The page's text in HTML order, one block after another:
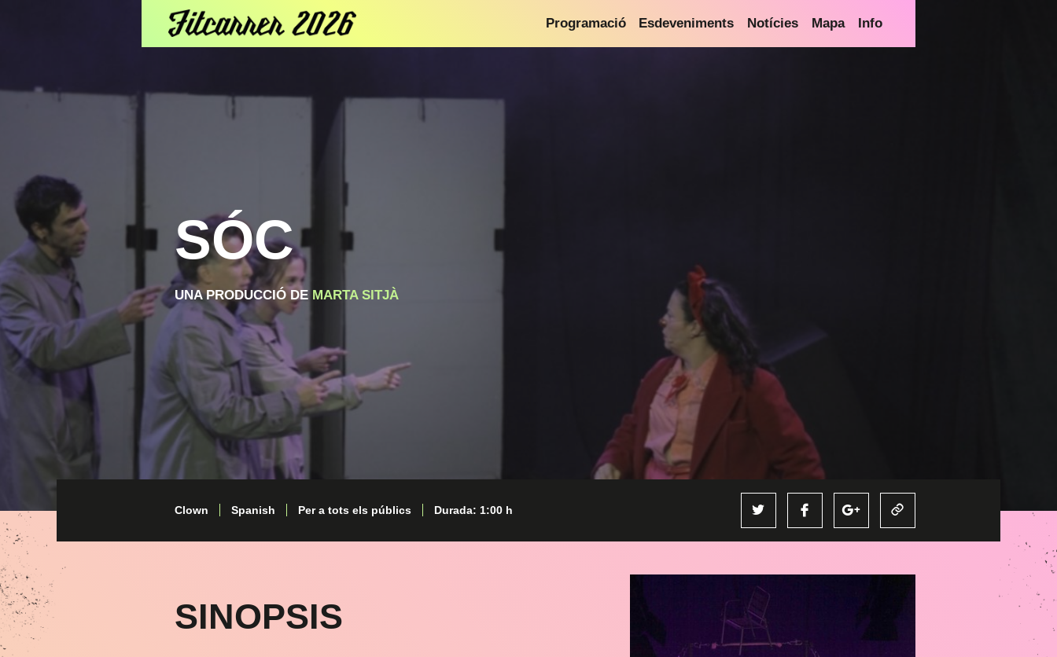
Programació Esdeveniments Notícies Mapa Info
SÓC
UNA PRODUCCIÓ DE MARTA SITJÀ
Clown Spanish Per a tots els públics Durada: 1:00 h
SINOPSIS